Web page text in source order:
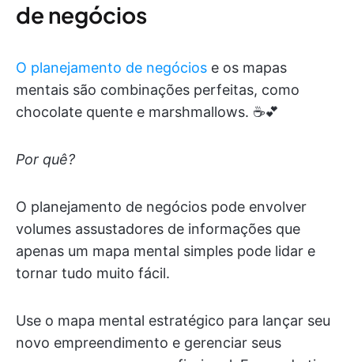
de negócios
O planejamento de negócios e os mapas
mentais são combinações perfeitas, como
chocolate quente e marshmallows. ☕️💕
Por quê?
O planejamento de negócios pode envolver
volumes assustadores de informações que
apenas um mapa mental simples pode lidar e
tornar tudo muito fácil.
Use o mapa mental estratégico para lançar seu
novo empreendimento e gerenciar seus